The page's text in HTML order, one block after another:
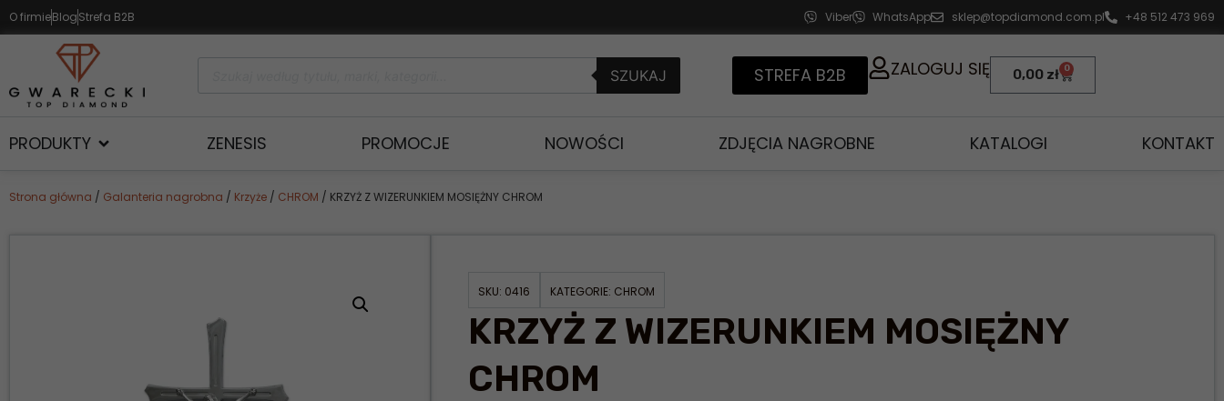
O firmieBlogStrefa B2B Viber WhatsApp sklep@topdiamond.com.pl +48 512 473 969
SZUKAJ STREFA B2B ZALOGUJ SIĘ 0,00 zł 0
PRODUKTY ZENESIS PROMOCJE NOWOŚCI ZDJĘCIA NAGROBNE KATALOGI KONTAKT
Strona główna / Galanteria nagrobna / Krzyże / CHROM / KRZYŻ Z WIZERUNKIEM MOSIĘŻNY CHROM
SKU: 0416 KATEGORIE: CHROM
KRZYŻ Z WIZERUNKIEM MOSIĘŻNY
CHROM